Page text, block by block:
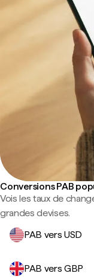
Conversions PAB
Vois les taux de
grandes devises.
PAB vers USD
PAB vers GBP